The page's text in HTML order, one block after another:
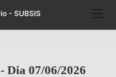
- SUBSIS
Dia 07/06/2026